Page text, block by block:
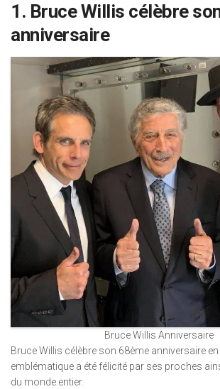
1. Bruce Willis célèbre
anniversaire
Bruce Willis Anniversaire
Bruce Willis célèbre son 68ème anniversaire en
emblématique a été félicité par ses proches
du monde entier.